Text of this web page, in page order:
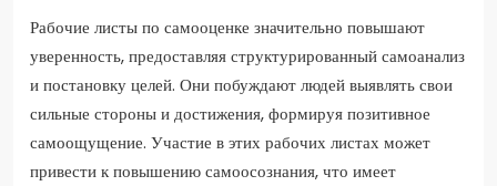
Рабочие листы по самооценке значительно повышают
уверенность, предоставляя структурированный самоанализ
и постановку целей. Они побуждают людей выявлять свои
сильные стороны и достижения, формируя позитивное
самоощущение. Участие в этих рабочих листах может
привести к повышению самоосознания, что имеет